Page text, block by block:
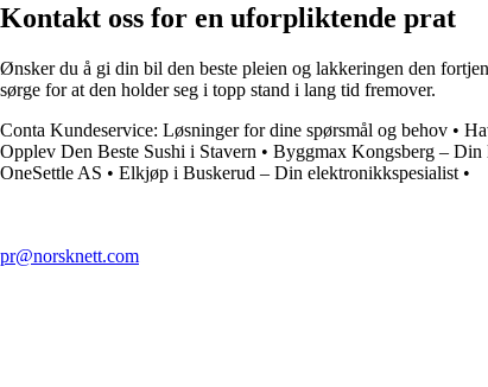
Kontakt oss for en uforpliktende prat
Ønsker du å gi din bil den beste pleien og lakkeringen den
sørge for at den holder seg i topp stand i lang tid fremover.
Conta Kundeservice: Løsninger for dine spørsmål og behov •
Opplev Den Beste Sushi i Stavern • Byggmax Kongsberg – Din
OneSettle AS • Elkjøp i Buskerud – Din elektronikkspesialist •
pr@norsknett.com